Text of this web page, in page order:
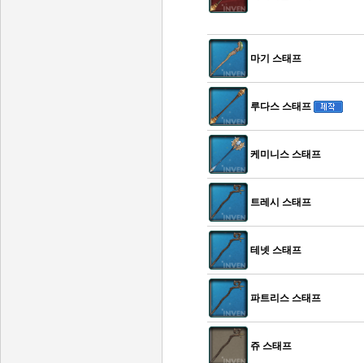
마기 스태프
루다스 스태프
케미니스 스태프
트레시 스태프
테넷 스태프
파트리스 스태프
쥬 스태프